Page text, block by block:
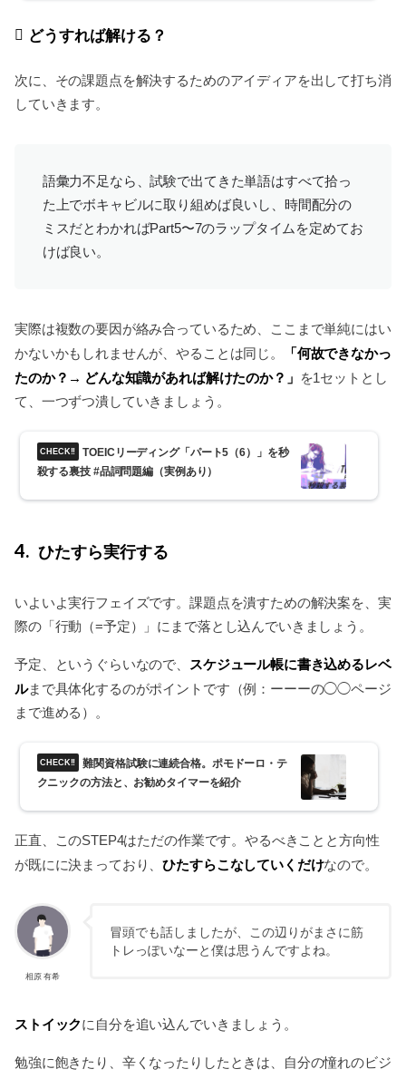
どうすれば解ける？
次に、その課題点を解決するためのアイディアを出して打ち消
していきます。
語彙力不足なら、試験で出てきた単語はすべて拾っ
た上でボキャビルに取り組めば良いし、時間配分の
ミスだとわかればPart5〜7のラップタイムを定めてお
けば良い。
実際は複数の要因が絡み合っているため、ここまで単純にはい
かないかもしれませんが、やることは同じ。
「何故できなかっ
たのか？→ どんな知識があれば解けたのか？」 を1セットとし
て、一つずつ潰していきましょう。
TOEICリーディング「パート5（6）」を秒
殺する裏技 #品詞問題編（実例あり）
4 ひたすら実行する
いよいよ実行フェイズです。課題点を潰すための解決案を、実
際の「行動（=予定）」にまで落とし込んでいきましょう。
予定、というぐらいなので、
スケジュール帳に書き込めるレベ
ルまで具体化するのがポイントです（例：ーーーの◯◯ページ
まで進める）。
難関資格試験に連続合格。ポモドーロ・テ
クニックの方法と、お勧めタイマーを紹介
正直、このSTEP4はただの作業です。やるべきことと方向性
が既にに決まっており、ひたすらこなしていくだけなので。
相原 有希
冒頭でも話しましたが、この辺りがまさに筋
トレっぽいなーと僕は思うんですよね。
ストイックに自分を追い込んでいきましょう。
勉強に飽きたり、辛くなったりしたときは、自分の憧れのビジ